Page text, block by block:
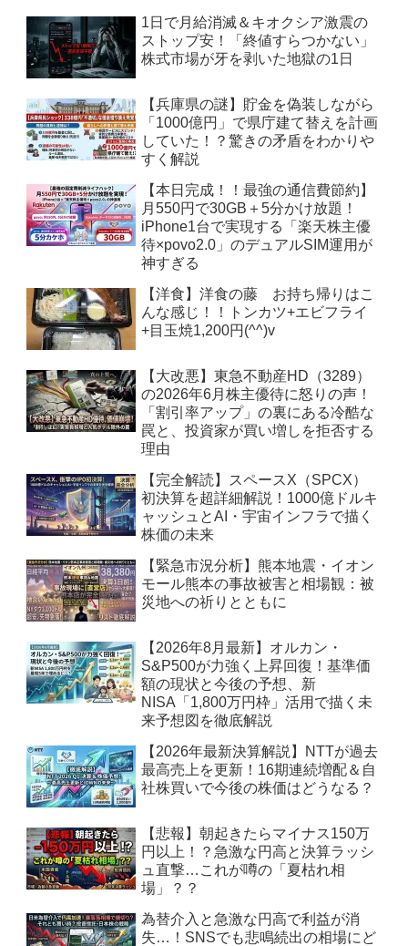
1日で月給消滅＆キオクシア激震の
ストップ安！「終値すらつかない」
株式市場が牙を剥いた地獄の1日
【兵庫県の謎】貯金を偽装しながら
「1000億円」で県庁建て替えを計画
していた！？驚きの矛盾をわかりや
すく解説
【本日完成！！最強の通信費節約】
月550円で30GB＋5分かけ放題！
iPhone1台で実現する「楽天株主優
待×povo2.0」のデュアルSIM運用が
神すぎる
【洋食】洋食の藤 お持ち帰りはこ
んな感じ！！トンカツ+エビフライ
+目玉焼1,200円(^^)v
【大改悪】東急不動産HD（3289）
の2026年6月株主優待に怒りの声！
「割引率アップ」の裏にある冷酷な
罠と、投資家が買い増しを拒否する
理由
【完全解読】スペースX（SPCX）
初決算を超詳細解説！1000億ドルキ
ャッシュとAI・宇宙インフラで描く
株価の未来
【緊急市況分析】熊本地震・イオン
モール熊本の事故被害と相場観：被
災地への祈りとともに
【2026年8月最新】オルカン・
S&P500が力強く上昇回復！基準価
額の現状と今後の予想、新
NISA「1,800万円枠」活用で描く未
来予想図を徹底解説
【2026年最新決算解説】NTTが過去
最高売上を更新！16期連続増配＆自
社株買いで今後の株価はどうなる？
【悲報】朝起きたらマイナス150万
円以上！？急激な円高と決算ラッシ
ュ直撃…これが噂の「夏枯れ相
場」？？
為替介入と急激な円高で利益が消
失…！SNSでも悲鳴続出の相場にど